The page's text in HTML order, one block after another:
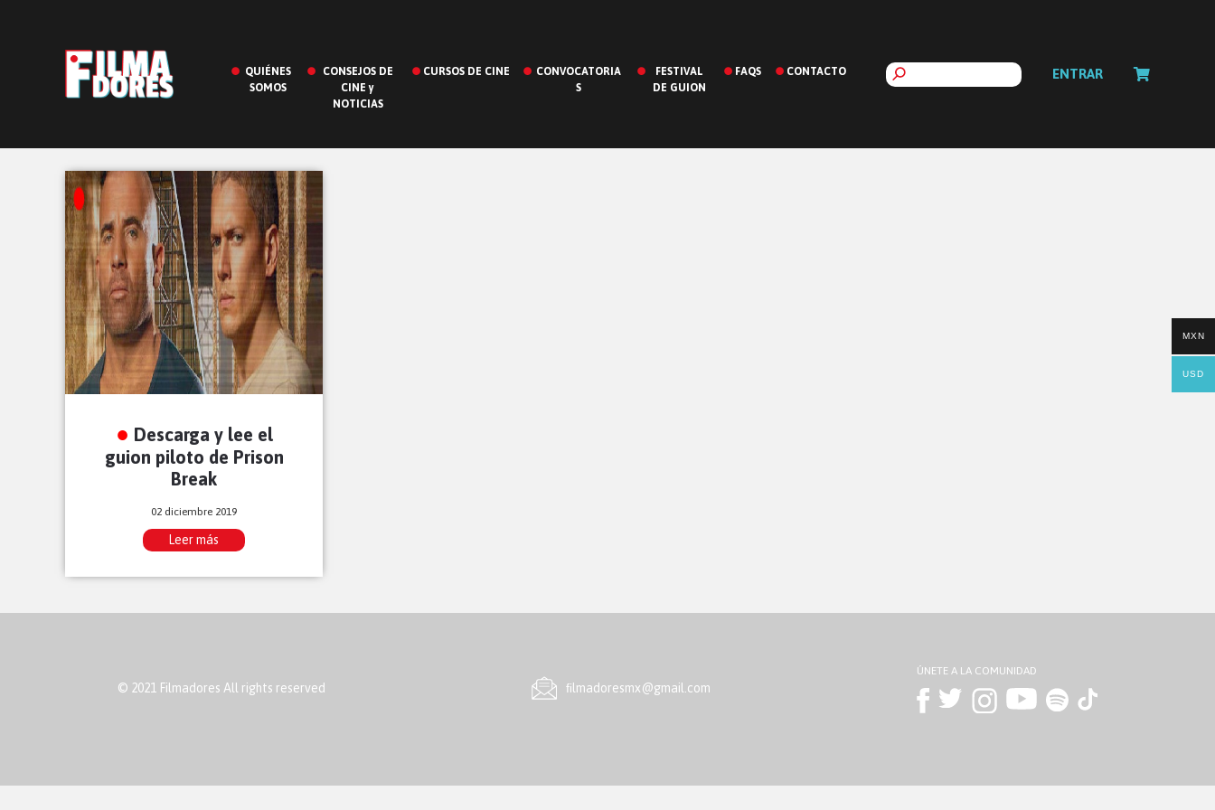
QUIÉNES
SOMOS
CONSEJOS DE
CINE y
NOTICIAS
CURSOS DE CINE
CONVOCATORIA
S
FESTIVAL
DE GUION
FAQS CONTACTO ENTRAR
Descarga y lee el
guion piloto de Prison
Break
02 diciembre 2019
Leer más
© 2021 Filmadores All rights reserved ﬁlmadoresmx@gmail.com
ÚNETE A LA COMUNIDAD
MXN
USD